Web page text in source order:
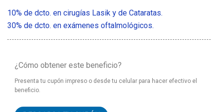
10% de dcto. en cirugías Lasik y de Cataratas.
30% de dcto. en exámenes oftalmológicos.
¿Cómo obtener este beneficio?
Presenta tu cupón impreso o desde tu celular para hacer efectivo el
beneficio.